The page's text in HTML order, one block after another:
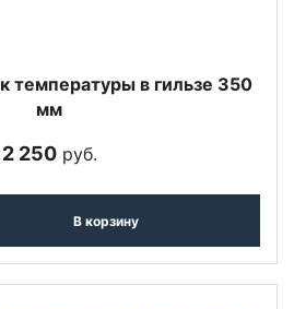
температуры в гильзе 350
мм
2 250руб.
В корзину